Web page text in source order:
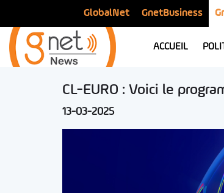
GlobalNet GnetBusiness
ACCUEIL
CL-EURO : Voici le
13-03-2025